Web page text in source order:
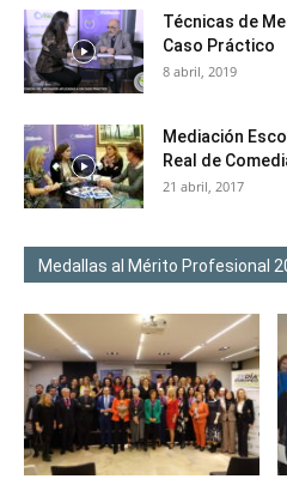
Técnicas de
Caso Práctico
8 abril, 2019
Mediación
Real de
21 abril, 2017
Medallas al Mérito Profesional